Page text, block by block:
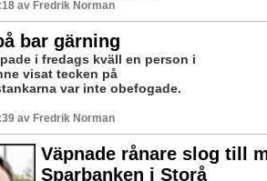
av Fredrik Norman
bar gärning
i fredags kväll en person i
visat tecken på
var inte obefogade.
av Fredrik Norman
Väpnade rånare slog till
Sparbanken i Storå